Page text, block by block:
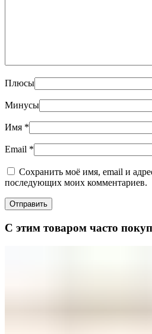
Плюсы
Минусы
Имя *
Email *
Сохранить моё имя, email и
последующих моих комментариев.
С этим товаром часто